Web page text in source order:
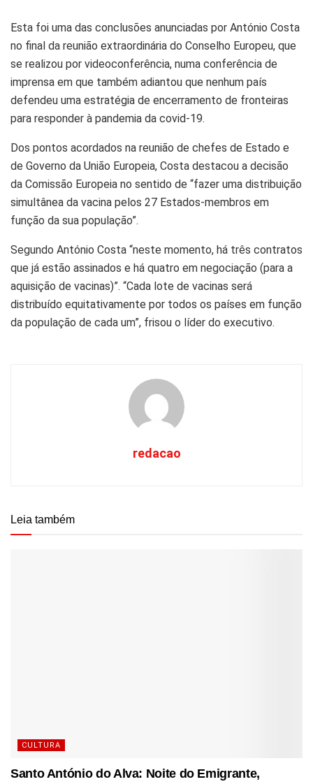
Esta foi uma das conclusões anunciadas por António Costa
no final da reunião extraordinária do Conselho Europeu, que
se realizou por videoconferência, numa conferência de
imprensa em que também adiantou que nenhum país
defendeu uma estratégia de encerramento de fronteiras
para responder à pandemia da covid-19.
Dos pontos acordados na reunião de chefes de Estado e
de Governo da União Europeia, Costa destacou a decisão
da Comissão Europeia no sentido de “fazer uma distribuição
simultânea da vacina pelos 27 Estados-membros em
função da sua população”.
Segundo António Costa “neste momento, há três contratos
que já estão assinados e há quatro em negociação (para a
aquisição de vacinas)”. “Cada lote de vacinas será
distribuído equitativamente por todos os países em função
da população de cada um”, frisou o líder do executivo.
redacao
Leia também
CULTURA
Santo António do Alva: Noite do Emigrante,